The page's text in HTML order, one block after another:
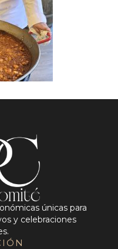
únicas para
y celebraciones